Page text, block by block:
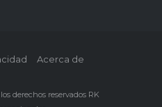
Acerca de
derechos reservados RK